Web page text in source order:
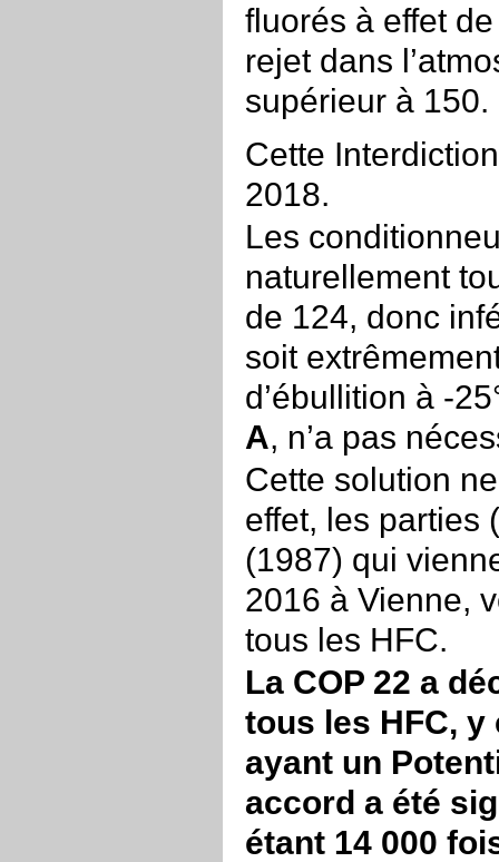
fluorés à effet
rejet dans
supérieur à
Cette
2018.
Les
naturellement
de 124, donc
soit
d’ébullition à -
A, n’a pas
Cette solution
effet, les parties
(1987) qui
2016 à Vienne,
tous les HFC.
La COP 22 a
tous les HFC,
ayant un
accord a été
étant 14 000